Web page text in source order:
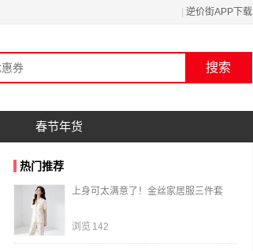
逆价街APP下载
春节年货
热门推荐
上身可太满意了！金丝家居服三件套
浏览 142